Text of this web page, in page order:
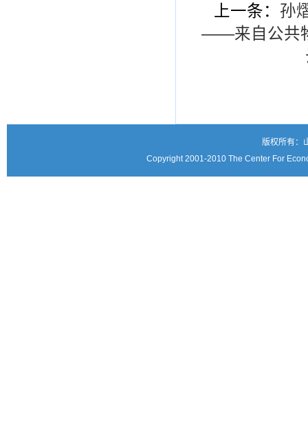
上一条： 孙
——来自公共
版权所有：
Copyright 2001-2010 The Center For